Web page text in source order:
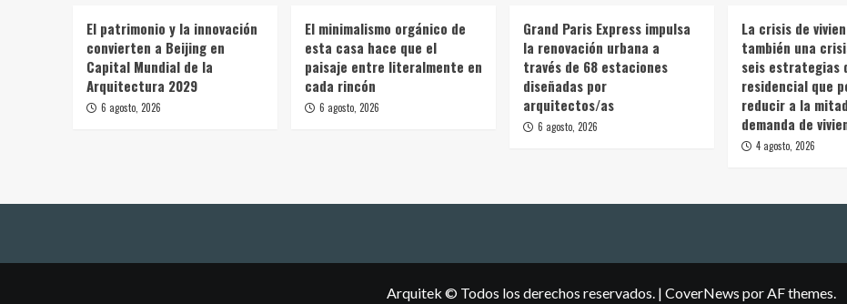
El patrimonio y la innovación
convierten a Beijing en
Capital Mundial de la
Arquitectura 2029
6 agosto, 2026
El minimalismo orgánico de
esta casa hace que el
paisaje entre literalmente en
cada rincón
6 agosto, 2026
Grand Paris Express impulsa
la renovación urbana a
través de 68 estaciones
diseñadas por
arquitectos/as
6 agosto, 2026
La crisis de
también una
seis estrategias
residencial que
reducir a la
demanda de
4 agosto, 2026
Arquitek © Todos los derechos reservados. | CoverNews por AF themes.